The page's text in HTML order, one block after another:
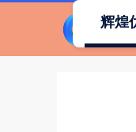
辉煌